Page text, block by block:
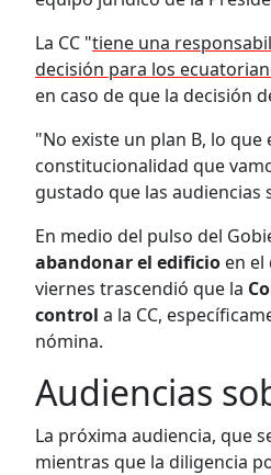
La CC "tiene una
decisión para los
en caso de que la decisión
"No existe un plan B, lo
constitucionalidad que
gustado que las
En medio del pulso del
abandonar el edificio en el
viernes trascendió que la
control a la CC,
nómina.
Audiencias
La próxima audiencia, que
mientras que la diligencia